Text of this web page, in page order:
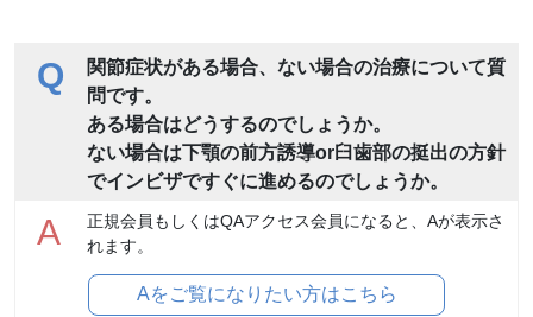
Q
関節症状がある場合、ない場合の治療について質
問です。
ある場合はどうするのでしょうか。
ない場合は下顎の前方誘導or臼歯部の挺出の方針
でインビザですぐに進めるのでしょうか。
A
正規会員もしくはQAアクセス会員になると、Aが表示さ
れます。
Aをご覧になりたい方はこちら